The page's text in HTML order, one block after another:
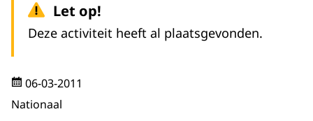
Let op!
Deze activiteit heeft al plaatsgevonden.
06-03-2011
Nationaal